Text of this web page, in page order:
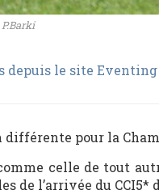
depuis le site
différente pour la
celle de tout
de l’arrivée du CCI5*